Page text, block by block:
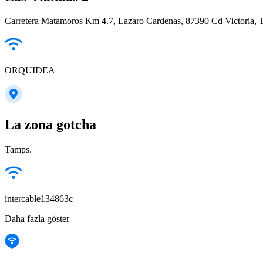
Carretera Matamoros Km 4.7, Lazaro Cardenas, 87390 Cd Victoria,
ORQUIDEA
La zona gotcha
Tamps.
intercable134863c
Daha fazla göster